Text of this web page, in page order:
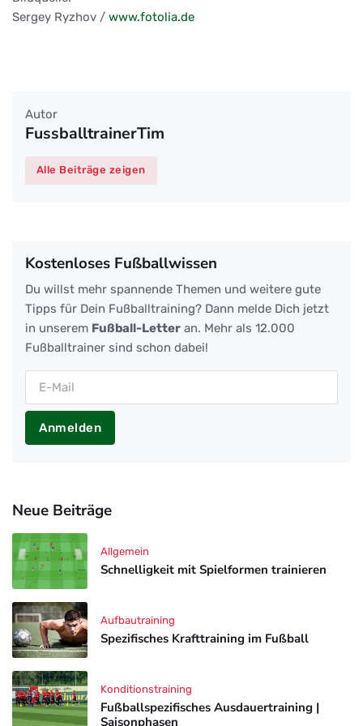
Sergey Ryzhov / www.fotolia.de
Autor
FussballtrainerTim
Alle Beiträge zeigen
Kostenloses Fußballwissen
Du willst mehr spannende Themen und weitere gute
Tipps für Dein Fußballtraining? Dann melde Dich jetzt
in unserem Fußball-Letter an. Mehr als 12.000
Fußballtrainer sind schon dabei!
Anmelden
Neue Beiträge
Schnelligkeit mit Spielformen trainieren
Allgemein
Spezifisches Krafttraining im Fußball
Aufbautraining
Fußballspezifisches Ausdauertraining |
Saisonphasen
Konditionstraining